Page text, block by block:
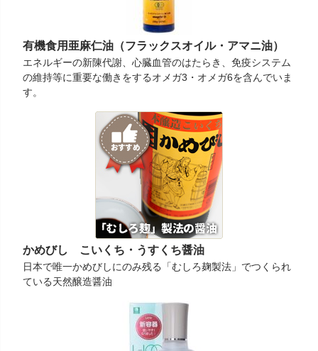
有機食用亜麻仁油（フラックスオイル・アマニ油）
エネルギーの新陳代謝、心臓血管のはたらき、免疫システム
の維持等に重要な働きをするオメガ3・オメガ6を含んでいま
す。
かめびし こいくち・うすくち醤油
日本で唯一かめびしにのみ残る「むしろ麹製法」でつくられ
ている天然醸造醤油